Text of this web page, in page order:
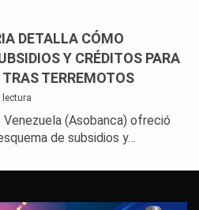
DETALLA CÓMO
Y CRÉDITOS PARA
TERREMOTOS
Venezuela (Asobanca) ofreció
de subsidios y…